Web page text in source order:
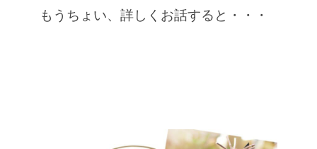
もうちょい、詳しくお話すると・・・